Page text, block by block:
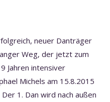
neuer Danträger
Weg, der jetzt zum
Jahren intensiver
Michels am 15.8.2015
1. Dan wird nach außen